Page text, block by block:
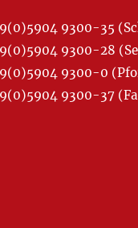
9300-35
9300-28
9300-0
9300-37